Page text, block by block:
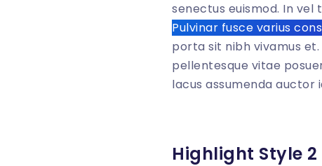
senectus euismod. In vel
Pulvinar fusce varius
porta sit nibh vivamus
pellentesque vitae
lacus assumenda auctor
<p class mb-0
Highlight Style 2